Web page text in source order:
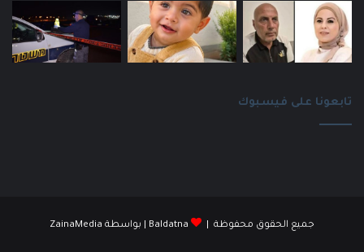
تابعونا على فيسبوك
جميع الحقوق محفوظة | Baldatna | بواسطة ZainaMedia